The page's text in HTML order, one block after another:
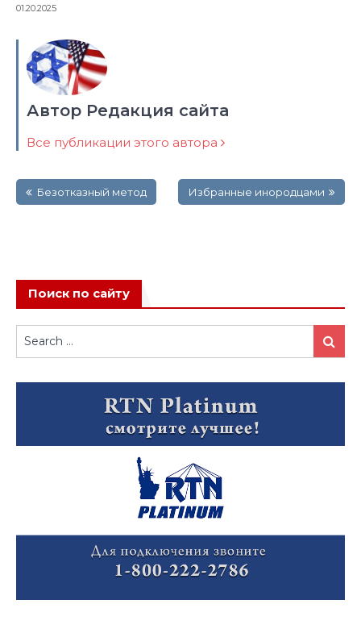
01.20.2025
Автор Редакция сайта
Все публикации этого автора
по Безотказный метод Избранные инородцами
Поиск по сайту
Search
for:
Search